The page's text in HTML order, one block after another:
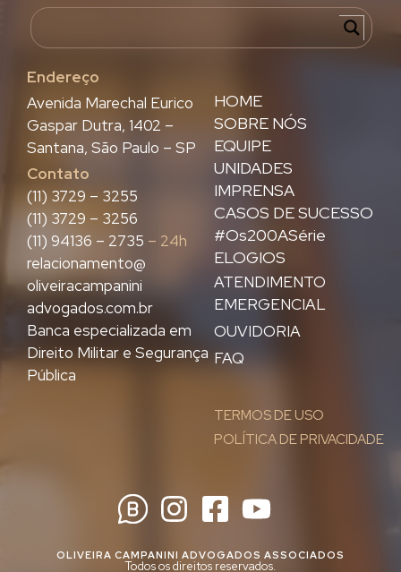
Endereço
HOME
SOBRE NÓS
EQUIPE
UNIDADES
IMPRENSA
CASOS DE SUCESSO
#Os200ASérie
ELOGIOS
ATENDIMENTO
EMERGENCIAL
OUVIDORIA
FAQ
TERMOS DE USO
POLÍTICA DE PRIVACIDADE
Avenida Marechal Eurico
Gaspar Dutra, 1402 –
Santana, São Paulo – SP
Contato
(11) 3729 – 3255
(11) 3729 – 3256
(11) 94136 – 2735 – 24h
relacionamento@
oliveiracampanini
advogados.com.br
Banca especializada em
Direito Militar e Segurança
Pública
OLIVEIRA CAMPANINI ADVOGADOS ASSOCIADOS
Todos os direitos reservados.